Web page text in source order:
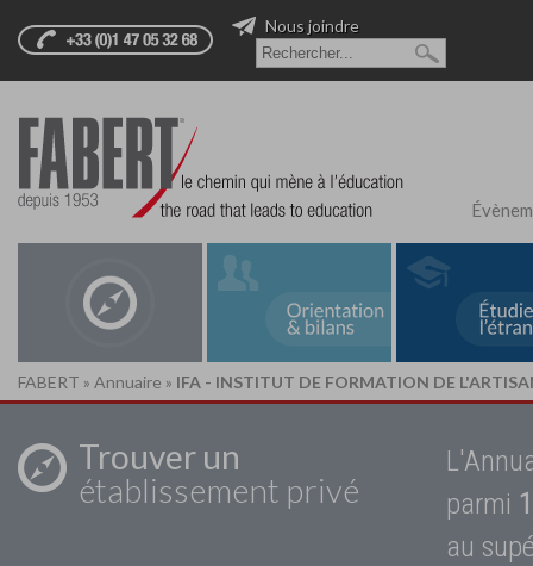
Nous joindre
FABERT » Annuaire » IFA - INSTITUT DE FORMATION DE
Trouver un
établissement privé
parmi
au